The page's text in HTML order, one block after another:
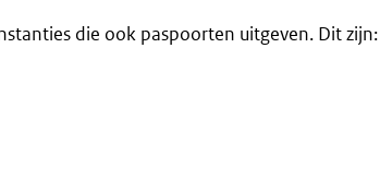
die ook paspoorten uitgeven. Dit zijn: